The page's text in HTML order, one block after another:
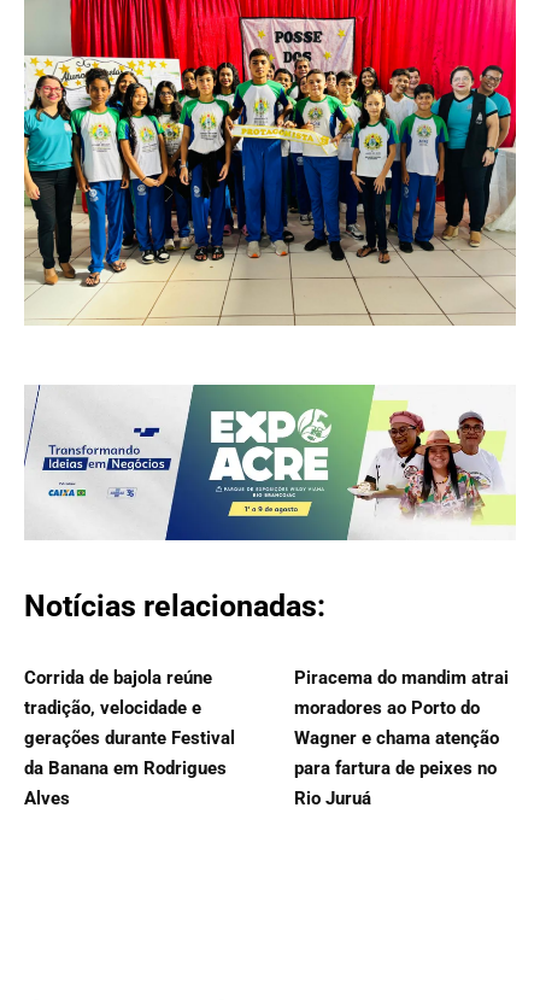
Notícias relacionadas:
Corrida de bajola reúne
tradição, velocidade e
gerações durante Festival
da Banana em Rodrigues
Alves
Piracema do mandim atrai
moradores ao Porto do
Wagner e chama atenção
para fartura de peixes no
Rio Juruá